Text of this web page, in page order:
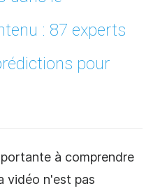
: 87 experts
pour
à comprendre
vidéo n'est pas